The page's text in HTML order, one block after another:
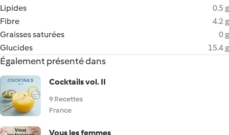
Lipides
0.5 g
Fibre
4.2 g
Graisses saturées
0 g
Glucides
15.4 g
Également présenté dans
Cocktails vol. II
9 Recettes
France
Vous les femmes